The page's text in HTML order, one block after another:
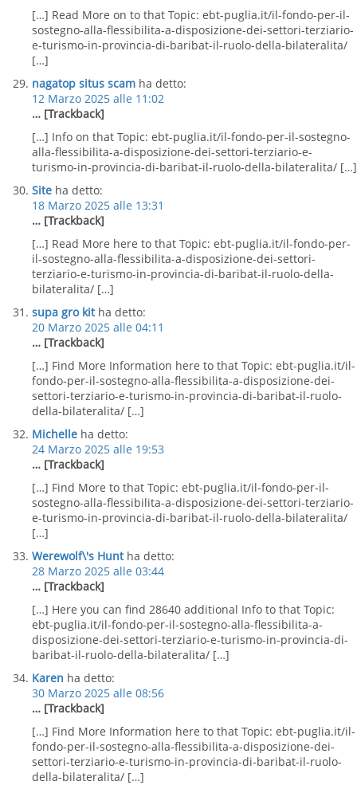
[…] Read More on to that Topic: ebt-puglia.it/il-fondo-per-il-
sostegno-alla-flessibilita-a-disposizione-dei-settori-terziario-
e-turismo-in-provincia-di-baribat-il-ruolo-della-bilateralita/
[…]
nagatop situs scam ha detto:
12 Marzo 2025 alle 11:02
… [Trackback]
[…] Info on that Topic: ebt-puglia.it/il-fondo-per-il-sostegno-
alla-flessibilita-a-disposizione-dei-settori-terziario-e-
turismo-in-provincia-di-baribat-il-ruolo-della-bilateralita/ […]
Site ha detto:
18 Marzo 2025 alle 13:31
… [Trackback]
[…] Read More here to that Topic: ebt-puglia.it/il-fondo-per-
il-sostegno-alla-flessibilita-a-disposizione-dei-settori-
terziario-e-turismo-in-provincia-di-baribat-il-ruolo-della-
bilateralita/ […]
supa gro kit ha detto:
20 Marzo 2025 alle 04:11
… [Trackback]
[…] Find More Information here to that Topic: ebt-puglia.it/il-
fondo-per-il-sostegno-alla-flessibilita-a-disposizione-dei-
settori-terziario-e-turismo-in-provincia-di-baribat-il-ruolo-
della-bilateralita/ […]
Michelle ha detto:
24 Marzo 2025 alle 19:53
… [Trackback]
[…] Find More to that Topic: ebt-puglia.it/il-fondo-per-il-
sostegno-alla-flessibilita-a-disposizione-dei-settori-terziario-
e-turismo-in-provincia-di-baribat-il-ruolo-della-bilateralita/
[…]
Werewolf\'s Hunt ha detto:
28 Marzo 2025 alle 03:44
… [Trackback]
[…] Here you can find 28640 additional Info to that Topic:
ebt-puglia.it/il-fondo-per-il-sostegno-alla-flessibilita-a-
disposizione-dei-settori-terziario-e-turismo-in-provincia-di-
baribat-il-ruolo-della-bilateralita/ […]
Karen ha detto:
30 Marzo 2025 alle 08:56
… [Trackback]
[…] Find More Information here to that Topic: ebt-puglia.it/il-
fondo-per-il-sostegno-alla-flessibilita-a-disposizione-dei-
settori-terziario-e-turismo-in-provincia-di-baribat-il-ruolo-
della-bilateralita/ […]